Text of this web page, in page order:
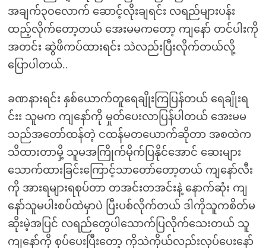
အချက်၃၀လောက် ဆောင့်လိုးချရင်း လရည်များပန်း
ထည့်လိုက်တော့တယ် အေးမမကတော့ ကျနော် တင်ပါးကို
အတင်း ဆွဲဖိကပ်ထားရင်း သဲလည်းပြီးလိုက်တယ်လို့
ပြောပါတယ်..
ခဏနားရင်း နှစ်ယောက်တူရေချိုးကြပြန်တယ် ရေချိုးရ
င်းး သူမက ကျနော်ကို မှုတ်ပေးလာပြန်ပါတယ် အေးမမ
သည်အတော်ထန်တဲ့ ငထန်မတယောက်ဆိုတာ အစထဲက
သိထားတာမှိ့ သူမအကြိုက်မိုက်ပြနိုင်အောင် ဆေးများ
သောက်ထားခြင်းကြောင့်သာတော်တော့တယ် ကျနော်လီး
ကို အားရများရစုပ်တာ တအင်းတအင်းနဲ့ နောက်ဆုံး ကျ
နော်သူမပါးစပ်ထဲမှာပဲ ပြီးပစ်လိုက်တယ် ဒါကိုသူကစိတ်မ
ဆိုးမဲ့အပြင် လရည်တွေပါသောက်ပြလိုက်သေးတယ် သူ
ကျနော်ကို စုပ်ပေးပြီးတော့ ကိုသဲကိုယ်လည်းလုပ်ပေးနော်